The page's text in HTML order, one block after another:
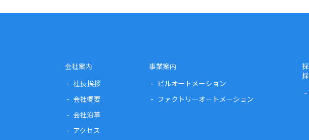
会社案内
社長挨拶
会社概要
会社沿革
アクセス
事業案内
ビルオートメーション
ファクトリーオートメーション